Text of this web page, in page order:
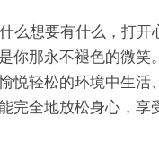
么想要有什么，打开
你那永不褪色的微笑
悦轻松的环境中生活
完全地放松身心，享